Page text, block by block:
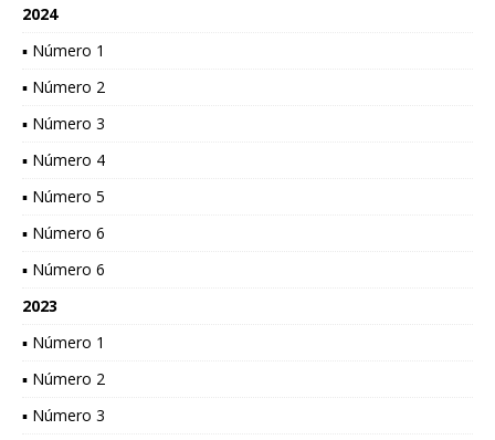
2024
▪ Número 1
▪ Número 2
▪ Número 3
▪ Número 4
▪ Número 5
▪ Número 6
▪ Número 6
2023
▪ Número 1
▪ Número 2
▪ Número 3